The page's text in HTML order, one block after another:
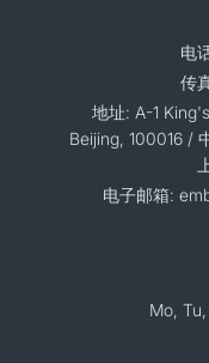
电
传
地址: A-1
Beijing, 100016 /
电子邮箱:
Mo,